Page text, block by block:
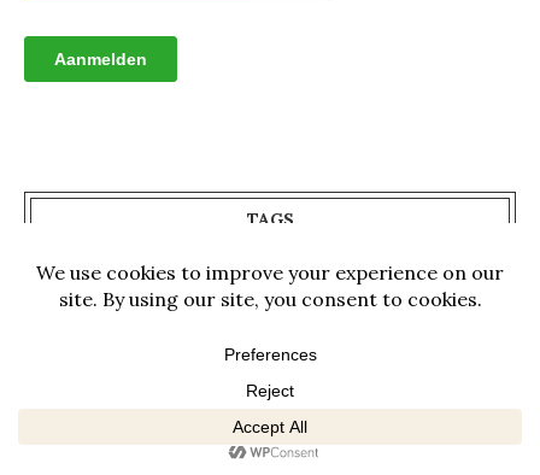
TAGS
DAGELIJKS LEVEN EMIGREREN
NATIONALE PARKEN
STRAND
WATERVALLEN